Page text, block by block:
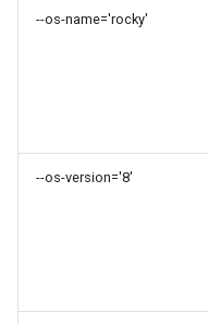
--os-name='rocky'
--os-version='8'